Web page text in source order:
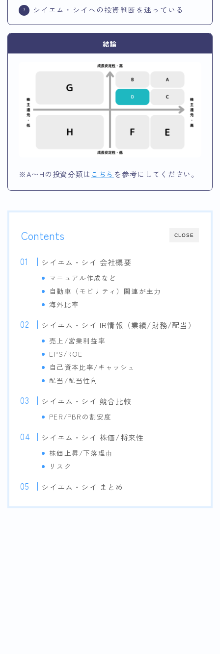
シイエム・シイへの投資判断を迷っている
結論
※A〜Hの投資分類は こちら を参考にしてください。
CLOSE
Contents
シイエム・シイ 会社概要
マニュアル作成など
自動車（モビリティ）関連が主力
海外比率
シイエム・シイ IR情報（業績/財務/配当）
売上/営業利益率
EPS/ROE
自己資本比率/キャッシュ
配当/配当性向
シイエム・シイ 競合比較
PER/PBRの割安度
シイエム・シイ 株価/将来性
株価上昇/下落理由
リスク
シイエム・シイ まとめ